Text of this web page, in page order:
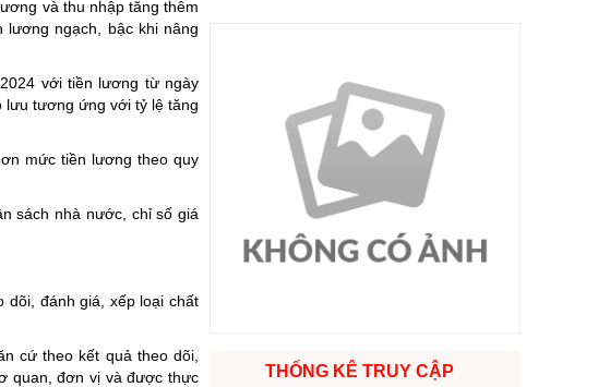
và thu nhập tăng thêm
ngạch, bậc khi nâng
với tiền lương từ ngày
lưu tương ứng với tỷ lệ tăng
mức tiền lương theo quy
sách nhà nước, chỉ số giá
dõi, đánh giá, xếp loại chất
cứ theo kết quả theo dõi,
quan, đơn vị và được thực
THỐNG KÊ TRUY CẬP